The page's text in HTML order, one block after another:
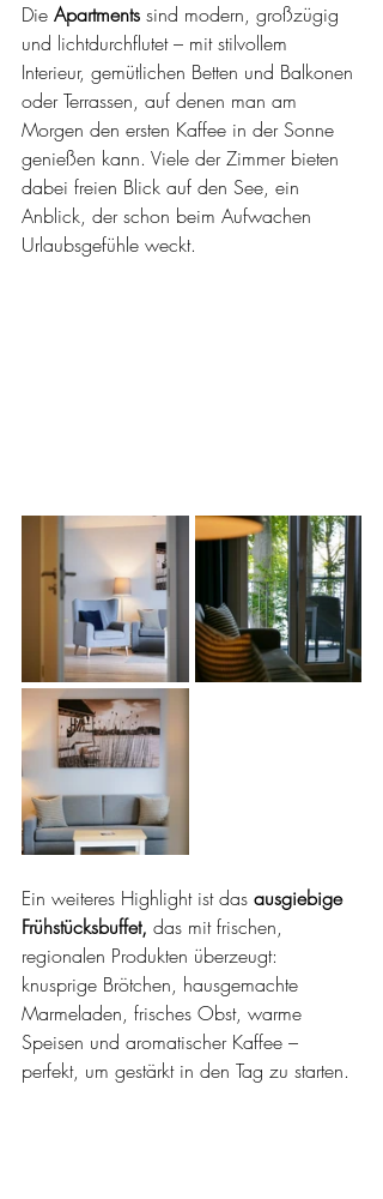
Die Apartments sind modern, großzügig
und lichtdurchflutet – mit stilvollem
Interieur, gemütlichen Betten und Balkonen
oder Terrassen, auf denen man am
Morgen den ersten Kaffee in der Sonne
genießen kann. Viele der Zimmer bieten
dabei freien Blick auf den See, ein
Anblick, der schon beim Aufwachen
Urlaubsgefühle weckt.
Ein weiteres Highlight ist das ausgiebige
Frühstücksbuffet, das mit frischen,
regionalen Produkten überzeugt:
knusprige Brötchen, hausgemachte
Marmeladen, frisches Obst, warme
Speisen und aromatischer Kaffee –
perfekt, um gestärkt in den Tag zu starten.